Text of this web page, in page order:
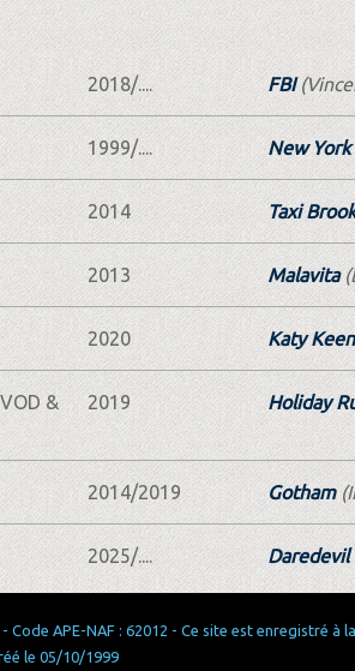
2018/.... FBI
1999/.... New York
2014 Taxi
2013 Malavita
2020 Katy
&
2019 Holiday
2014/2019 Gotham
2025/.... Daredevil
APE-NAF : 62012 - Ce site est enregistré à la
le 05/10/1999